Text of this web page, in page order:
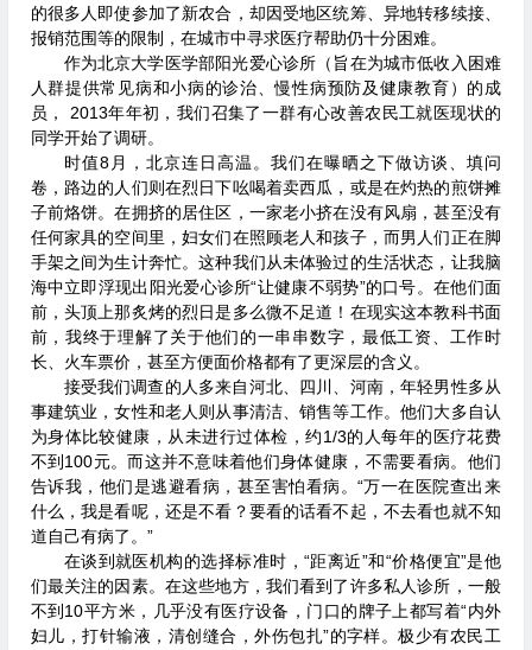
的很多人即使参加了新农合，却因受地区统筹、异地转移续接、
报销范围等的限制，在城市中寻求医疗帮助仍十分困难。
作为北京大学医学部阳光爱心诊所（旨在为城市低收入困难
人群提供常见病和小病的诊治、慢性病预防及健康教育）的成
员， 2013年年初，我们召集了一群有心改善农民工就医现状的
同学开始了调研。
时值8月，北京连日高温。我们在曝晒之下做访谈、填问
卷，路边的人们则在烈日下吆喝着卖西瓜，或是在灼热的煎饼摊
子前烙饼。在拥挤的居住区，一家老小挤在没有风扇，甚至没有
任何家具的空间里，妇女们在照顾老人和孩子，而男人们正在脚
手架之间为生计奔忙。这种我们从未体验过的生活状态，让我脑
海中立即浮现出阳光爱心诊所“让健康不弱势”的口号。在他们面
前，头顶上那炙烤的烈日是多么微不足道！在现实这本教科书面
前，我终于理解了关于他们的一串串数字，最低工资、工作时
长、火车票价，甚至方便面价格都有了更深层的含义。
接受我们调查的人多来自河北、四川、河南，年轻男性多从
事建筑业，女性和老人则从事清洁、销售等工作。他们大多自认
为身体比较健康，从未进行过体检，约1/3的人每年的医疗花费
不到100元。而这并不意味着他们身体健康，不需要看病。他们
告诉我，他们是逃避看病，甚至害怕看病。“万一在医院查出来
什么，我是看呢，还是不看？要看的话看不起，不去看也就不知
道自己有病了。”
在谈到就医机构的选择标准时，“距离近”和“价格便宜”是他
们最关注的因素。在这些地方，我们看到了许多私人诊所，一般
不到10平方米，几乎没有医疗设备，门口的牌子上都写着“内外
妇儿，打针输液，清创缝合，外伤包扎”的字样。极少有农民工